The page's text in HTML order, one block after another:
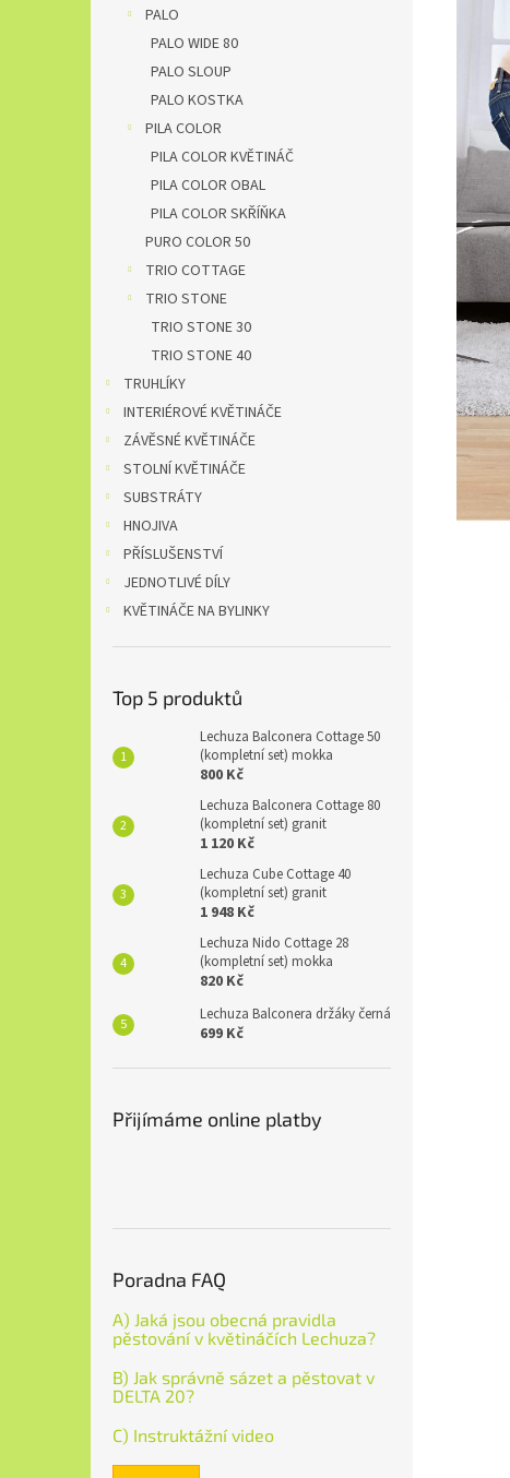
PALO
PALO WIDE 80
PALO SLOUP
PALO KOSTKA
PILA COLOR
PILA COLOR KVĚTINÁČ
PILA COLOR OBAL
PILA COLOR SKŘÍŇKA
PURO COLOR 50
TRIO COTTAGE
TRIO STONE
TRIO STONE 30
TRIO STONE 40
TRUHLÍKY
INTERIÉROVÉ KVĚTINÁČE
ZÁVĚSNÉ KVĚTINÁČE
STOLNÍ KVĚTINÁČE
SUBSTRÁTY
HNOJIVA
PŘÍSLUŠENSTVÍ
JEDNOTLIVÉ DÍLY
KVĚTINÁČE NA BYLINKY
Top 5 produktů
Lechuza Balconera Cottage 50
(kompletní set) mokka
800 Kč
Lechuza Balconera Cottage 80
(kompletní set) granit
1 120 Kč
Lechuza Cube Cottage 40
(kompletní set) granit
1 948 Kč
Lechuza Nido Cottage 28
(kompletní set) mokka
820 Kč
Lechuza Balconera držáky černá
699 Kč
Přijímáme online platby
Poradna FAQ
A) Jaká jsou obecná pravidla
pěstování v květináčích Lechuza?
B) Jak správně sázet a pěstovat v
DELTA 20?
C) Instruktážní video